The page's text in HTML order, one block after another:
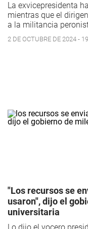
La exvicepresidenta
mientras que el
a la militancia
2 DE OCTUBRE DE 2024 -
"Los recursos se
usaron", dijo el
universitaria